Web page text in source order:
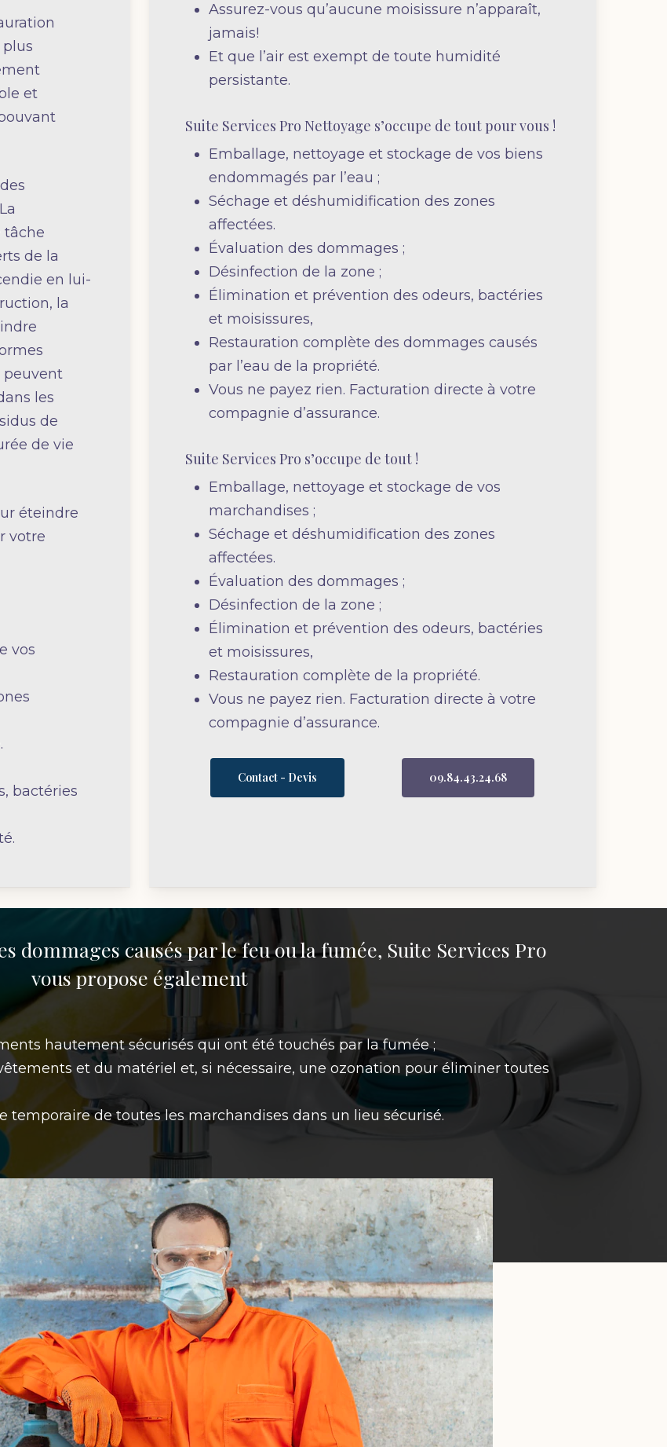
et
tâche
de la
en lui-
la
peuvent
les
de
de vie
éteindre
votre
vos
bactéries
Assurez-vous qu’aucune moisissure n’apparaît,
jamais!
Et que l’air est exempt de toute humidité
persistante.
Suite Services Pro Nettoyage s’occupe de tout pour vous !
Emballage, nettoyage et stockage de vos biens
endommagés par l’eau ;
Séchage et déshumidification des zones
affectées.
Évaluation des dommages ;
Désinfection de la zone ;
Élimination et prévention des odeurs, bactéries
et moisissures,
Restauration complète des dommages causés
par l’eau de la propriété.
Vous ne payez rien. Facturation directe à votre
compagnie d’assurance.
Suite Services Pro s’occupe de tout !
Emballage, nettoyage et stockage de vos
marchandises ;
Séchage et déshumidification des zones
affectées.
Évaluation des dommages ;
Désinfection de la zone ;
Élimination et prévention des odeurs, bactéries
et moisissures,
Restauration complète de la propriété.
Vous ne payez rien. Facturation directe à votre
compagnie d’assurance.
Contact - Devis 09.84.43.24.68
dommages causés par le feu ou la fumée, Suite Services Pro
vous propose également
hautement sécurisés qui ont été touchés par la fumée ;
et du matériel et, si nécessaire, une ozonation pour éliminer toutes
temporaire de toutes les marchandises dans un lieu sécurisé.